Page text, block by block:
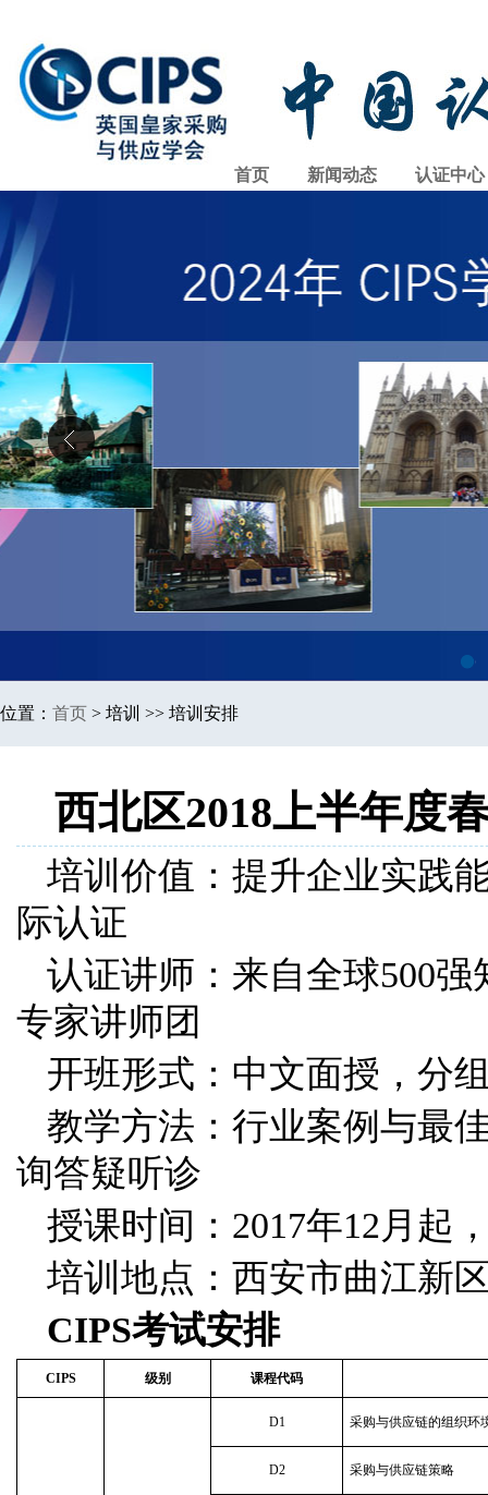
首页 新闻动态 认证中心
1
位置： 首页 > 培训 >> 培训安排
西北区2018上半年度
培训价值：提升企业实践
际认证
认证讲师：来自全球500
专家讲师团
开班形式：中文面授，分
教学方法：行业案例与最
询答疑听诊
授课时间：2017年12月起
培训地点：西安市曲江新
CIPS考试安排
CIPS 级别 课程代码
D1 采购与供应链的
D2 采购与供应链策